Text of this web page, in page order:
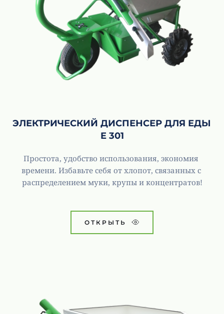
ЭЛЕКТРИЧЕСКИЙ ДИСПЕНСЕР ДЛЯ ЕДЫ
E 301
Простота, удобство использования, экономия
времени. Избавьте себя от хлопот, связанных с
распределением муки, крупы и концентратов!
ОТКРЫТЬ